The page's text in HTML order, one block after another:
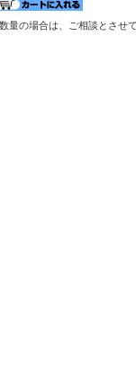
量の場合は、ご相談とさせ